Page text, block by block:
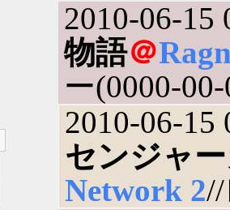
2010-06-15
物語＠
ー(0000-
2010-06-15
センジャ
Network 2